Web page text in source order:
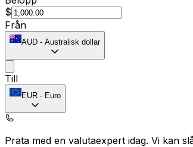
$
Från
AUD - Australisk dollar
Till
EUR - Euro
Prata med en valutaexpert idag. Vi kan